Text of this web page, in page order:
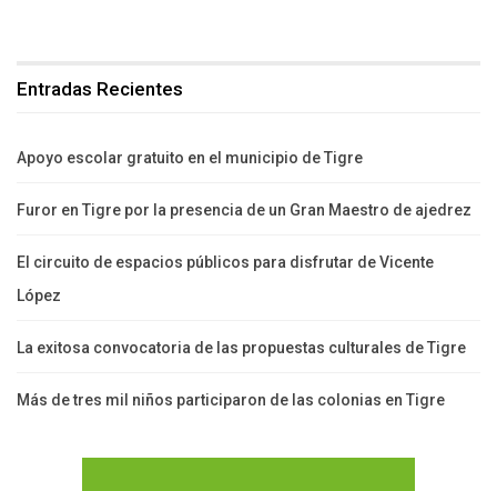
Entradas Recientes
Apoyo escolar gratuito en el municipio de Tigre
Furor en Tigre por la presencia de un Gran Maestro de ajedrez
El circuito de espacios públicos para disfrutar de Vicente
López
La exitosa convocatoria de las propuestas culturales de Tigre
Más de tres mil niños participaron de las colonias en Tigre